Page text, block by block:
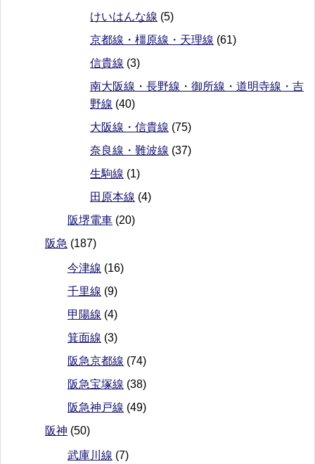
けいはんな線 (5)
京都線・橿原線・天理線 (61)
信貴線 (3)
南大阪線・長野線・御所線・道明寺線・吉
野線 (40)
大阪線・信貴線 (75)
奈良線・難波線 (37)
生駒線 (1)
田原本線 (4)
阪堺電車 (20)
阪急 (187)
今津線 (16)
千里線 (9)
甲陽線 (4)
箕面線 (3)
阪急京都線 (74)
阪急宝塚線 (38)
阪急神戸線 (49)
阪神 (50)
武庫川線 (7)